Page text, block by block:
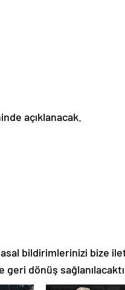
açıklanacak.
bildirimlerinizi bize
dönüş